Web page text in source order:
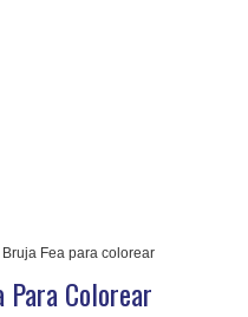
Fea para colorear
Para Colorear